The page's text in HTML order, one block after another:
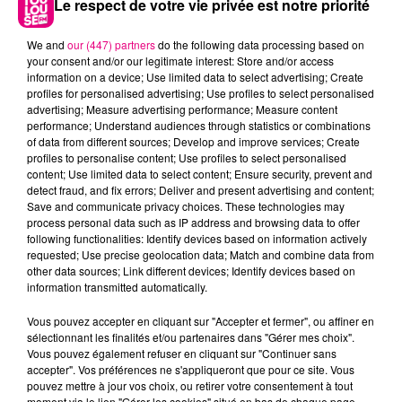
Cancer Lion Vierge
Le respect de votre vie privée est notre priorité
We and our (447) partnersdo the following data processing based on
your consent and/or our legitimate interest: Store and/or access
information on a device; Use limited data to select advertising; Create
profiles for personalised advertising; Use profiles to select personalised
advertising; Measure advertising performance; Measure content
performance; Understand audiences through statistics or combinations
of data from different sources; Develop and improve services; Create
profiles to personalise content; Use profiles to select personalised
content; Use limited data to select content; Ensure security, prevent and
detect fraud, and fix errors; Deliver and present advertising and content;
Save and communicate privacy choices. These technologies may
process personal data such as IP address and browsing data to offer
following functionalities: Identify devices based on information actively
requested; Use precise geolocation data; Match and combine data from
other data sources; Link different devices; Identify devices based on
information transmitted automatically.
Vous pouvez accepter en cliquant sur "Accepter et fermer", ou affiner en
sélectionnant les finalités et/ou partenaires dans "Gérer mes choix".
Vous pouvez également refuser en cliquant sur "Continuer sans
accepter". Vos préférences ne s'appliqueront que pour ce site. Vous
pouvez mettre à jour vos choix, ou retirer votre consentement à tout